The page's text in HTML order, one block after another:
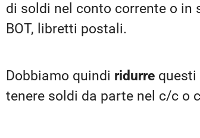
di soldi nel conto corrente o
BOT, libretti postali.
Dobbiamo quindi ridurre questi
tenere soldi da parte nel c/c o